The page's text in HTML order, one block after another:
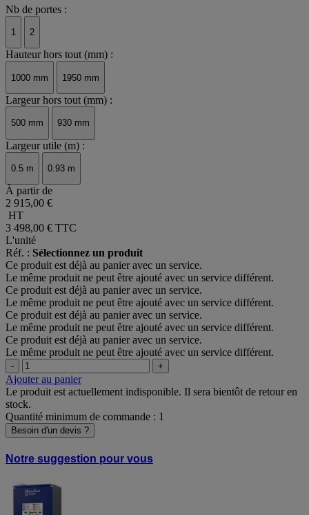
Nb de portes :
1 2
Hauteur hors tout (mm) :
1000 mm 1950 mm
Largeur hors tout (mm) :
500 mm 930 mm
Largeur utile (m) :
0.5 m 0.93 m
À partir de
2 915,00 €
HT
3 498,00 € TTC
L'unité
Réf. : Sélectionnez un produit
Ce produit est déjà au panier avec un service.
Le même produit ne peut être ajouté avec un service différent.
Ce produit est déjà au panier avec un service.
Le même produit ne peut être ajouté avec un service différent.
Ce produit est déjà au panier avec un service.
Le même produit ne peut être ajouté avec un service différent.
Ce produit est déjà au panier avec un service.
Le même produit ne peut être ajouté avec un service différent.
- +
Ajouter au panier
Le produit est actuellement indisponible. Il sera bientôt de retour en
stock.
Quantité minimum de commande : 1
Besoin d'un devis ?
Notre suggestion pour vous